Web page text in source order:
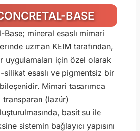
BASE
Base; mineral esaslı mimari
uzman KEIM tarafından,
uygulamaları için özel olarak
esaslı ve pigmentsiz bir
Mimari tasarımda
transparan (lazür)
basit su ile
sistemin bağlayıcı yapısını